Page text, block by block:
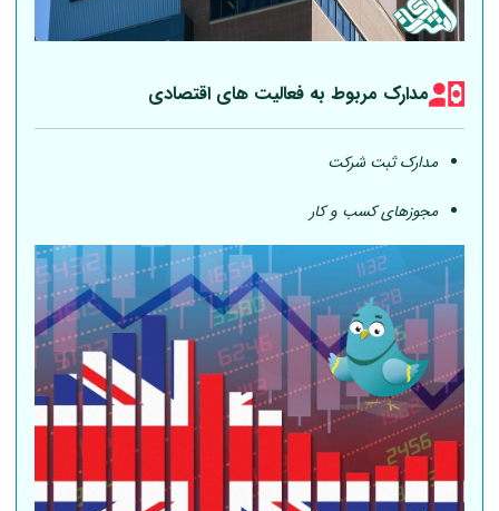
مدارک مربوط به فعالیت های اقتصادی
مدارک ثبت شرکت
مجوزهای کسب و کار